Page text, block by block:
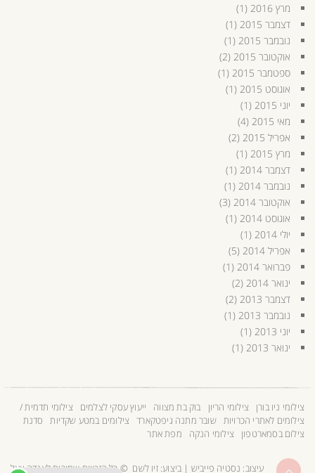
מרץ 2016
(1)
דצמבר 2015
(1)
נובמבר 2015
(1)
אוקטובר 2015
(2)
ספטמבר 2015
(1)
אוגוסט 2015
(1)
יוני 2015
(1)
מאי 2015
(4)
אפריל 2015
(2)
מרץ 2015
(1)
דצמבר 2014
(1)
נובמבר 2014
(1)
אוקטובר 2014
(3)
אוגוסט 2014
(1)
יולי 2014
(1)
אפריל 2014
(5)
פברואר 2014
(1)
ינואר 2014
(2)
דצמבר 2013
(2)
נובמבר 2013
(1)
יוני 2013
(1)
ינואר 2013
(1)
צילומי ניו בורן צילומי הריון בוק בת מצווה ייעוץ עסקי לצלמים
צילומי תדמית /
צילומים לאתרי הכרויות שובר מתנה גיפטקארד צילומים במטע שקדיות
סדנת
צילום בסמארטפון
צילומי הנקה מפת אתר
עיצוב: נסטיה פייביש | ביצוע:זיו לשם © כל הזכויות שמורות לאנדה יואל